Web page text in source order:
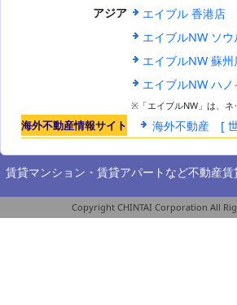
アジア
エイブル 香港店
エイブルNW ソウ
エイブルNW 蘇州
エイブルNW ハノ
※「エイブルNW」は、ネ
海外不動産情報サイト 海外不動産 [ 世
賃貸マンション・賃貸アパートなど不動産
Copyright CHINTAI Corporation All